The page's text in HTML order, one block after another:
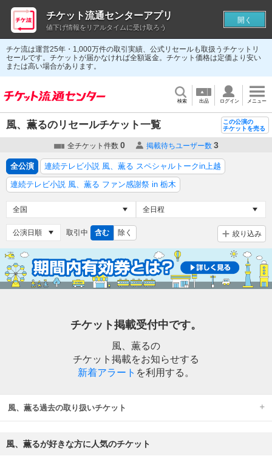
チケ流は運営25年・1,000万件の取引実績、公式リセールも取扱うチケットリ
セールです。チケットが届かなければ全額返金。チケット価格は定価より安い
または高い場合があります。
検索 出品 ログイン メニュー
風、薫るのリセールチケット一覧
この公演の
チケットを売る
全チケット件数 0 掲載待ちユーザー数 3
全公演
連続テレビ小説 風、薫る スペシャルトークin上越
連続テレビ小説 風、薫る ファン感謝祭 in 栃木
取引中 含む 除く 絞り込み
チケット掲載受付中です。
風、薫るの
チケット掲載をお知らせする
新着アラート を利用する。
風、薫る過去の取り扱いチケット
風、薫るが好きな方に人気のチケット
チケット流通センターアプリ
値下げ情報をリアルタイムに受け取ろう
開く